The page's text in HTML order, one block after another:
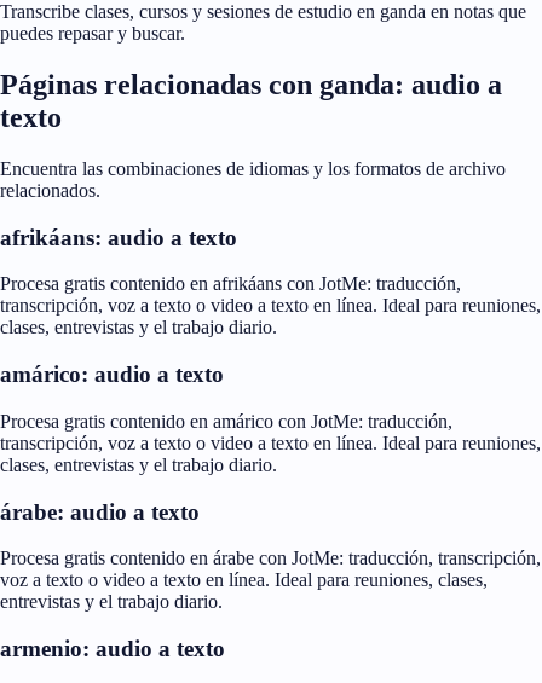
Transcribe clases, cursos y sesiones de estudio en ganda en notas que
puedes repasar y buscar.
Páginas relacionadas con ganda: audio a
texto
Encuentra las combinaciones de idiomas y los formatos de archivo
relacionados.
afrikáans: audio a texto
Procesa gratis contenido en afrikáans con JotMe: traducción,
transcripción, voz a texto o video a texto en línea. Ideal para reuniones,
clases, entrevistas y el trabajo diario.
amárico: audio a texto
Procesa gratis contenido en amárico con JotMe: traducción,
transcripción, voz a texto o video a texto en línea. Ideal para reuniones,
clases, entrevistas y el trabajo diario.
árabe: audio a texto
Procesa gratis contenido en árabe con JotMe: traducción, transcripción,
voz a texto o video a texto en línea. Ideal para reuniones, clases,
entrevistas y el trabajo diario.
armenio: audio a texto